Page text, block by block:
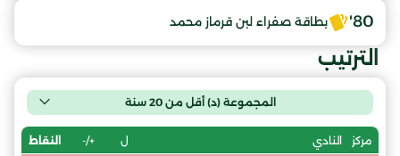
80' بطاقة صفراء لبن قرماز محمد
الترتيب
المجموعة (د) أقل من 20 سنة
مركز النادي ل +/- النقاط